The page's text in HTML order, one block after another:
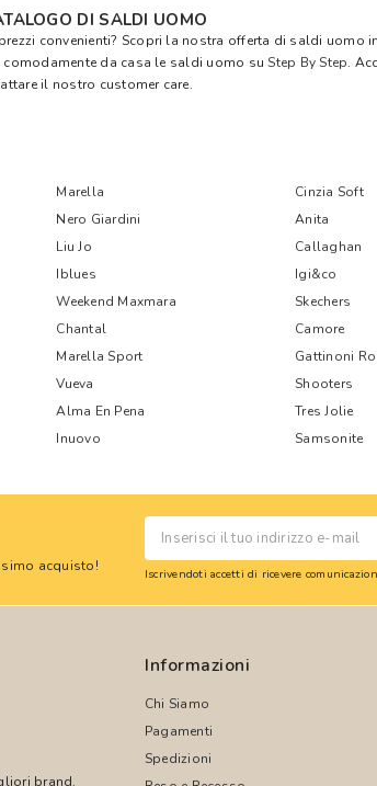
DI SALDI UOMO
convenienti? Scopri la nostra offerta di saldi
da casa le saldi uomo suStep By Step.
il nostro customer care.
Marella
Cinzia Soft
Nero Giardini
Anita
Liu Jo
Callaghan
Iblues
Igi&co
Weekend Maxmara
Skechers
Chantal
Camore
Marella Sport
Gattinoni
Vueva
Shooters
Alma En Pena
Tres Jolie
Inuovo Samsonite
acquisto! Iscrivendoti accetti di ricevere
brand.
Informazioni
Chi Siamo
Pagamenti
Spedizioni